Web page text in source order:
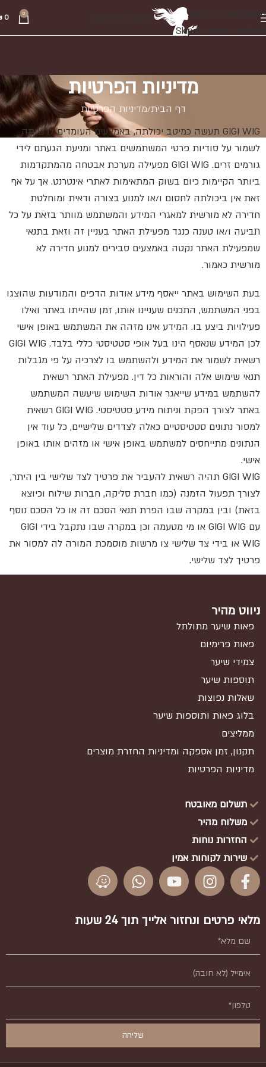
Skip to navigation
Skip to main content
0
0
מדיניות הפרטיות
דף הבית מדיניות הפרטיות
GIGI WIG תעשה כמיטב יכולתה, באמצעים העומדים לרשותה
לשמור על סודיות פרטי המשתמשים באתר ומניעת הגעתם לידי
גורמים זרים. GIGI WIG מפעילה מערכת אבטחה מהמתקדמות
ביותר הקיימות כיום בשוק המתאימות לאתרי אינטרנט. אך על אף
זאת אין ביכולתה לחסום ו/או למנוע בצורה ודאית ומוחלטת
חדירה לא מורשית למאגרי המידע והמשתמש מוותר בזאת על כל
תביעה ו/או טענה כנגד מפעילת האתר בעניין זה וזאת בתנאי
שמפעילת האתר נקטה באמצעים סבירים למנוע חדירה לא
מורשית כאמור.
בעת השימוש באתר ייאסף מידע אודות הדפים והמודעות שהוצגו
בפני המשתמש, התכנים שעניינו אותו, זמן שהייתו באתר ואילו
פעילויות ביצע בו. המידע אינו מזהה את המשתמש באופן אישי
לכן המידע שנאסף הינו בעל אופי סטטיסטי כללי בלבד. GIGI WIG
רשאית לשמור את המידע ולהשתמש בו לצרכיה על פי מגבלות
תנאי שימוש אלה והוראות כל דין. מפעילת האתר רשאית
להשתמש במידע שייאגר אודות השימוש שיעשה המשתמש
באתר לצורך הפקת וניתוח מידע סטטיסטי. GIGI WIG רשאית
למסור נתונים סטטיסטיים כאלה לצדדים שלישיים, כל עוד אין
הנתונים מתייחסים למשתמש באופן אישי או מזהים אותו באופן
אישי.
GIGI WIG תהיה רשאית להעביר את פרטיך לצד שלישי בין היתר,
לצורך תפעול הזמנה (כמו חברת סליקה, חברות שילוח וכיוצא
בזאת) ובין במקרה שבו הפרת תנאי הסכם זה או כל הסכם נוסף
עם GIGI WIG או מי מטעמה וכן במקרה שבו נתקבל בידי GIGI
WIG או בידי צד שלישי צו מרשות מוסמכת המורה לה למסור את
פרטיך לצד שלישי.
ניווט מהיר
פאות שיער מתולתל
פאות פרימיום
צמידי שיער
תוספות שיער
שאלות נפוצות
בלוג פאות ותוספות שיער
ממליצים
תקנון, זמן אספקה ומדיניות החזרת מוצרים
מדיניות הפרטיות
תשלום מאובטח
משלוח מהיר
החזרות נוחות
שירות לקוחות אמין
מלאי פרטים ונחזור אלייך תוך 24 שעות
שליחה